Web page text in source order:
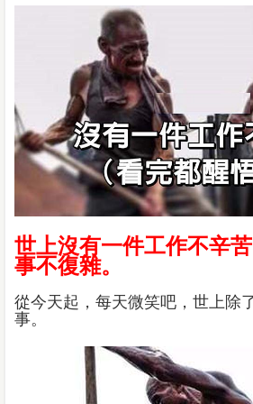
世上沒有一件工作不辛
事不復雜。
從今天起，每天微笑吧，世上除
事。